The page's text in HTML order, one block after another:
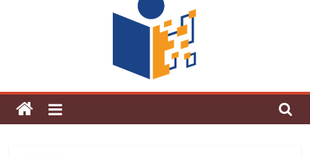
Магията на Андерсен оживя в ОУ
„Любен Каравелов“